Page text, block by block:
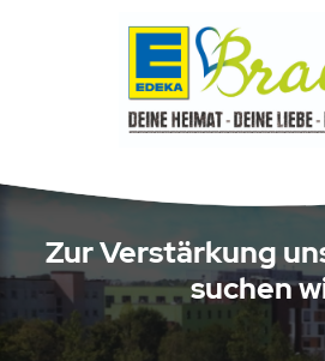
Zur Verstärkung
suchen